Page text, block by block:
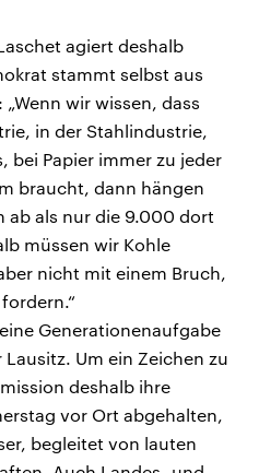
agiert deshalb
stammt selbst aus
wir wissen, dass
in der Stahlindustrie,
bei Papier immer zu jeder
braucht, dann hängen
ab als nur die 9.000 dort
müssen wir Kohle
nicht mit einem Bruch,
Generationenaufgabe
Um ein Zeichen zu
deshalb ihre
vor Ort abgehalten,
begleitet von lauten